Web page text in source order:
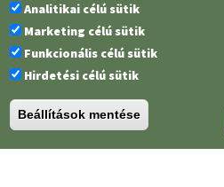
Analitikai célú sütik
Marketing célú sütik
Funkcionális célú sütik
Hirdetési célú sütik
Beállítások mentése